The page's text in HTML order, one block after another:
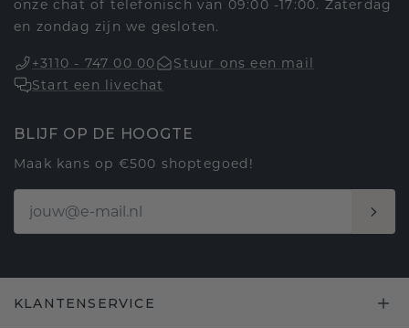
onze chat of telefonisch van 09:00 -17:00. Zaterdag
en zondag zijn we gesloten.
+3110 - 747 00 00
Stuur ons een mail
Start een livechat
BLIJF OP DE HOOGTE
Maak kans op €500 shoptegoed!
KLANTENSERVICE